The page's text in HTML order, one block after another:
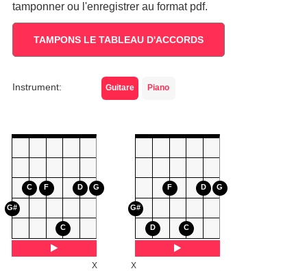
tamponner ou l'enregistrer au format pdf.
TAMPONS LE TABLEAU D'ACCORDS
Instrument: Guitare Piano
G#
C F
C
D G
G#
D
F
C
D G
X X